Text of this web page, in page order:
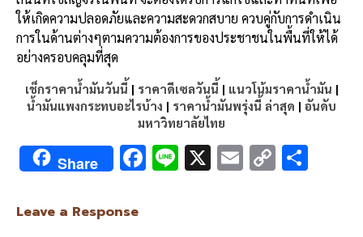
ให้เกิดความปลอดภัยและความสะดวกสบาย ควบคู่กับการดำเนิน
การในด้านต่างๆตามความต้องการของประชาชนในพื้นที่ให้ได้
อย่างครอบคลุมที่สุด
เช็กราคาน้ำมันวันนี้ | ราคาดีเซลวันนี้ | แนวโน้มราคาน้ำมัน |
น้ำมันแพงกระทบอะไรบ้าง | ราคาน้ำมันพรุ่งนี้ ล่าสุด | อันดับ
มหาวิทยาลัยไทย
Share F Li X E C
Leave a Response